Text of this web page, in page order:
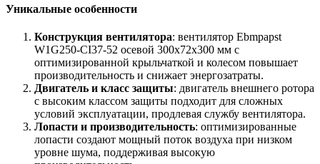
Уникальные особенности
Конструкция вентилятора: вентилятор Ebmpapst
W1G250-CI37-52 осевой 300х72х300 мм с
оптимизированной крыльчаткой и колесом повышает
производительность и снижает энергозатраты.
Двигатель и класс защиты: двигатель внешнего ротора
с высоким классом защиты подходит для сложных
условий эксплуатации, продлевая службу вентилятора.
Лопасти и производительность: оптимизированные
лопасти создают мощный поток воздуха при низком
уровне шума, поддерживая высокую